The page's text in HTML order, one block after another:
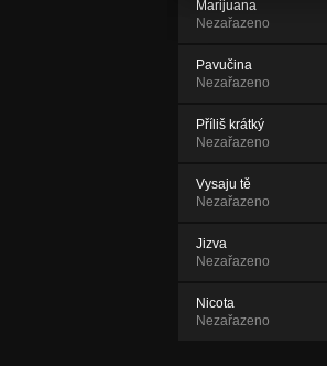
Marijuana
Nezařazeno
Pavučina
Nezařazeno
Příliš krátký
Nezařazeno
Vysaju tě
Nezařazeno
Jizva
Nezařazeno
Nicota
Nezařazeno